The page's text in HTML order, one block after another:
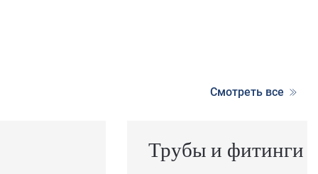
Смотреть все
Трубы и фитинги